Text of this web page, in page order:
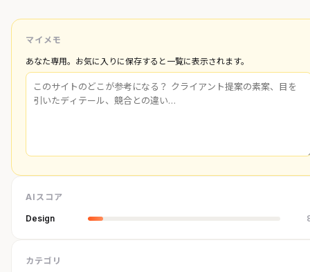
マイメモ
あなた専用。お気に入りに保存すると一覧に表示されます。
AIスコア
Design
カテゴリ